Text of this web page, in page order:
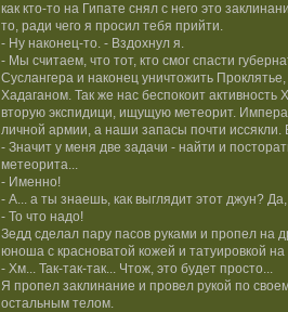
как кто-то на Гипате снял с него это
то, ради чего я просил тебя прийти.
- Ну наконец-то. - Вздохнул я.
- Мы считаем, что тот, кто смог спасти
Суслангера и наконец уничтожить
Хадаганом. Так же нас беспокоит
вторую экспидици, ищущую метеорит.
личной армии, а наши запасы почти иссякли.
- Значит у меня две задачи - найти и
метеорита...
- Именно!
- А... а ты знаешь, как выглядит этот джун?
- То что надо!
Зедд сделал пару пасов руками и пропел на
юноша с красноватой кожей и татуировкой на
- Хм... Так-так-так... Чтож, это будет просто...
Я пропел заклинание и провел рукой по
остальным телом.